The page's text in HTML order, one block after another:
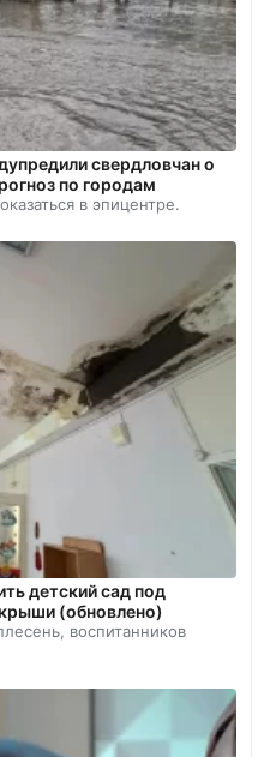
свердловчан о
по городам
в эпицентре.
детский сад под
(обновлено)
воспитанников